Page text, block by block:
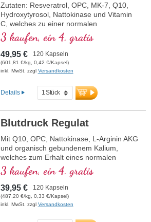
Zutaten: Resveratrol, OPC, MK-7, Q10,
Hydroxytyrosol, Nattokinase und Vitamin
C, welches zu einer normalen
Kollagenbildung für eine normale Funktion
der Blutgefäße beiträgt. Die B-Vitamine
liegen in bioaktiver Form vor.
3 kaufen, ein 4. gratis
49,95 € 120 Kapseln
(601,81 €/kg, 0,42 €/Kapsel)
inkl. MwSt. zzgl Versandkosten
Details
Blutdruck Regulat
Mit Q10, OPC, Nattokinase, L-Arginin AKG
und organisch gebundenem Kalium,
welches zum Erhalt eines normalen
Blutdrucks beiträgt.
3 kaufen, ein 4. gratis
39,95 € 120 Kapseln
(487,20 €/kg, 0,33 €/Kapsel)
inkl. MwSt. zzgl Versandkosten